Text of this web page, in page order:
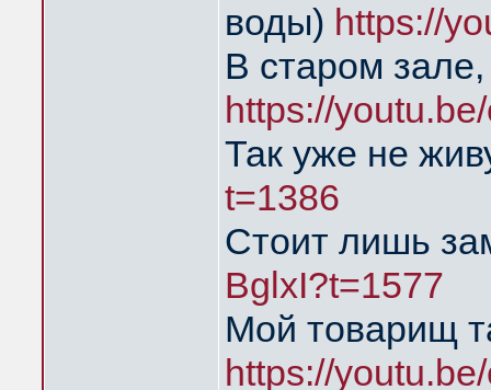
воды) https://
В старом
https://
Так уже не
t=1386
Стоит лишь
BglxI?t=1577
Мой товарищ
https://